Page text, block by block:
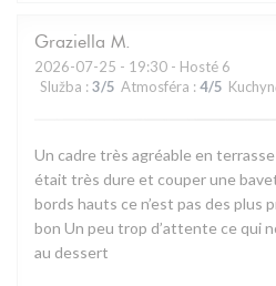
Graziella M
2026-07-25 - 19:30 - Hosté 6
Služba : 3/5 Atmosféra : 4/5
Un cadre très agréable en
était très dure et couper une
bords hauts ce n’est pas des plus
bon Un peu trop d’attente ce qui
au dessert